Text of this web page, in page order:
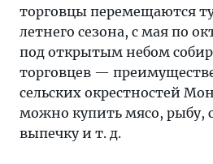
торговцы перемещаются
летнего сезона, с мая по
под открытым небом
торговцев —
сельских окрестностей
можно купить мясо, рыбу,
выпечку и т. д.